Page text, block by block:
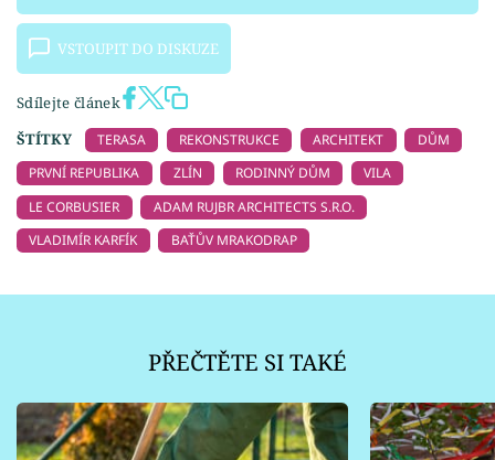
VSTOUPIT DO DISKUZE
Sdílejte článek
ŠTÍTKY
TERASA REKONSTRUKCE ARCHITEKT
DŮM
PRVNÍ REPUBLIKA
ZLÍN RODINNÝ DŮM
VILA
LE CORBUSIER
ADAM RUJBR ARCHITECTS S.R.O.
VLADIMÍR KARFÍK
BAŤŮV MRAKODRAP
PŘEČTĚTE SI TAKÉ